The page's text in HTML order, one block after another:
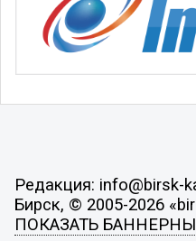
Редакция: info@birsk-
Бирск, © 2005-2026
ПОКАЗАТЬ